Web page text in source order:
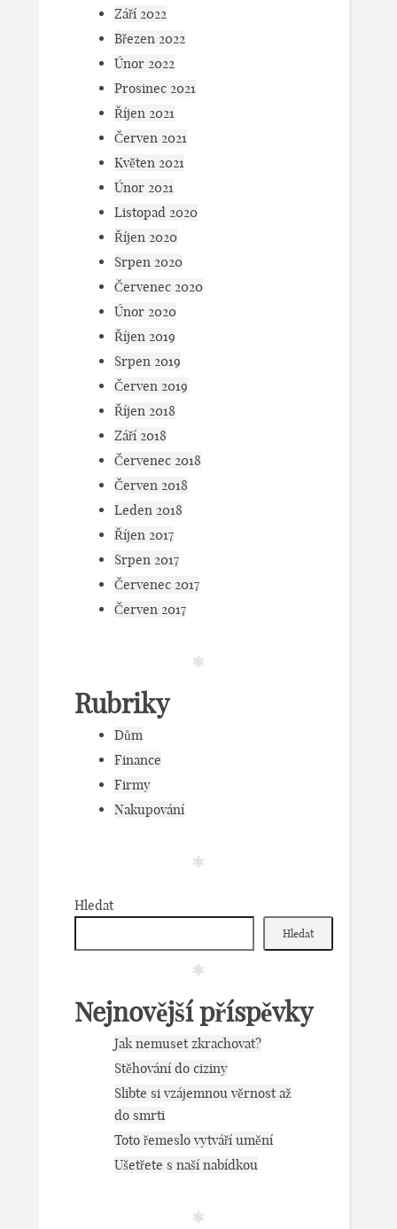
Září 2022
Březen 2022
Únor 2022
Prosinec 2021
Říjen 2021
Červen 2021
Květen 2021
Únor 2021
Listopad 2020
Říjen 2020
Srpen 2020
Červenec 2020
Únor 2020
Říjen 2019
Srpen 2019
Červen 2019
Říjen 2018
Září 2018
Červenec 2018
Červen 2018
Leden 2018
Říjen 2017
Srpen 2017
Červenec 2017
Červen 2017
Rubriky
Dům
Finance
Firmy
Nakupování
Hledat
Hledat
Nejnovější příspěvky
Jak nemuset zkrachovat?
Stěhování do ciziny
Slibte si vzájemnou věrnost až
do smrti
Toto řemeslo vytváří umění
Ušetřete s naší nabídkou